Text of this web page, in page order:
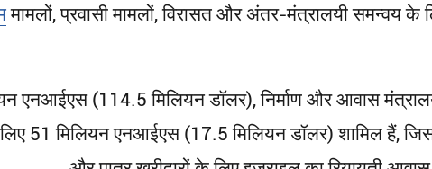
मामलों, प्रवासी मामलों, विरासत और अंतर-मंत्रालयी समन्वय के
एनआईएस (114.5 मिलियन डॉलर), निर्माण और आवास
51 मिलियन एनआईएस (17.5 मिलियन डॉलर) शामिल हैं,